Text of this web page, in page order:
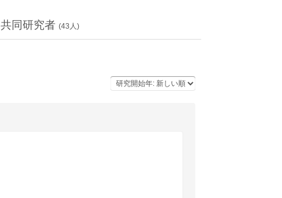
共同研究者 (43 人)